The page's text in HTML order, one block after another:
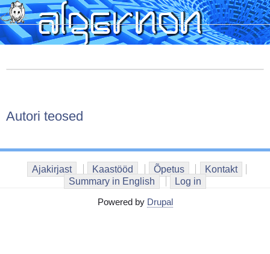
Skip
to
main
content
Autori teosed
Ajakirjast Kaastööd Õpetus
Kontakt
Summary in English
Log in
Powered by Drupal